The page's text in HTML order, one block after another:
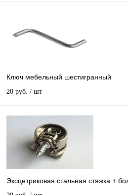
Ключ мебельный шестигранный
20 руб. / шт
Эксцетриковая стальная стяжка +